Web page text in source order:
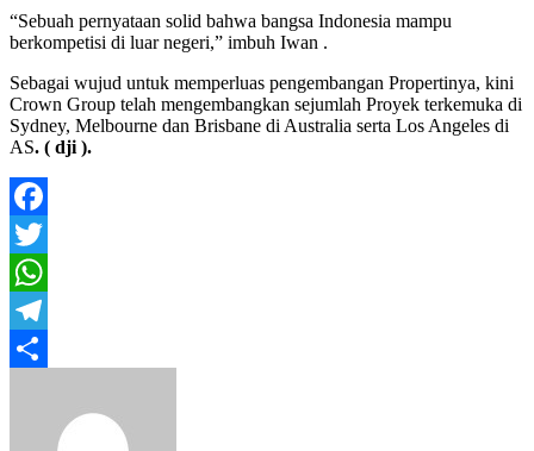
“Sebuah pernyataan solid bahwa bangsa Indonesia mampu
berkompetisi di luar negeri,” imbuh Iwan .
Sebagai wujud untuk memperluas pengembangan Propertinya, kini
Crown Group telah mengembangkan sejumlah Proyek terkemuka di
Sydney, Melbourne dan Brisbane di Australia serta Los Angeles di
AS. ( dji ).
Facebook
Twitter
WhatsApp
Telegram